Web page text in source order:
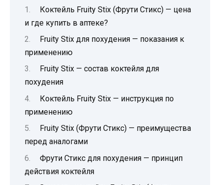
Коктейль Fruity Stix (Фрути Стикс) — цена
и где купить в аптеке?
Fruity Stix для похудения — показания к
применению
Fruity Stix — состав коктейля для
похудения
Коктейль Fruity Stix — инструкция по
применению
Fruity Stix (Фрути Стикс) — преимущества
перед аналогами
Фрути Стикс для похудения — принцип
действия коктейля